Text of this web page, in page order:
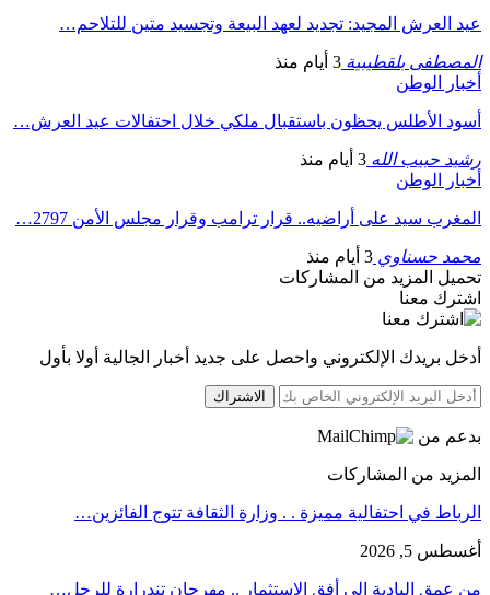
عيد العرش المجيد: تجديد لعهد البيعة وتجسيد متين للتلاحم…
المصطفى بلقطيبية 3 أيام منذ
أخبار الوطن
أسود الأطلس يحظون باستقبال ملكي خلال احتفالات عيد العرش…
رشيد حبيب الله 3 أيام منذ
أخبار الوطن
المغرب سيد على أراضيه.. قرار ترامب وقرار مجلس الأمن 2797…
محمد حسناوي 3 أيام منذ
تحميل المزيد من المشاركات
اشترك معنا
أدخل بريدك الإلكتروني واحصل على جديد أخبار الجالية أولا بأول
الاشتراك
بدعم من
المزيد من المشاركات
الرباط في احتفالية مميزة . . وزارة الثقافة تتوج الفائزين…
أغسطس 5, 2026
من عمق البادية إلى أفق الاستثمار .. مهرجان تندرارة للرحل…